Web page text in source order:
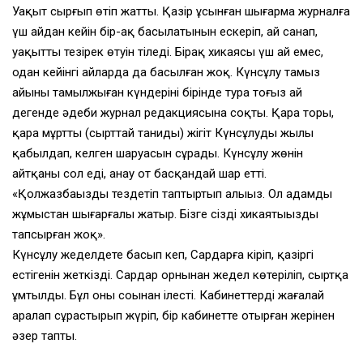
Уақыт сырғып өтіп жатты. Қазір ұсынған шығарма журналға
үш айдан кейін бір-ақ басылатынын ескеріп, ай санап,
уақыттың тезірек өтуін тіледі. Бірақ хикаясы үш ай емес,
одан кейінгі айларда да басылған жоқ. Күнсұлу тамыз
айының тамылжыған күндерінің бірінде тура тоғыз ай
дегенде әдеби журнал редакциясына соқты. Қара торы,
қара мұртты (сырттай таниды) жігіт Күнсұлуды жылы
қабылдап, келген шаруасын сұрады. Күнсұлу жөнін
айтқаны сол еді, анау от басқандай шар етті.
«Қолжазбаңызды тездетіп таптыртып алыңыз. Ол адамды
жұмыстан шығарғалы жатыр. Бізге сіздің хикаятыңызды
тапсырған жоқ».
Күнсұлу жеделдете басып кеп, Сардарға кіріп, қазіргі
естігенін жеткізді. Сардар орнынан жедел көтеріліп, сыртқа
ұмтылды. Бұл оның соңынан ілесті. Кабинеттерді жағалай
аралап сұрастырып жүріп, бір кабинетте отырған жерінен
әзер тапты.